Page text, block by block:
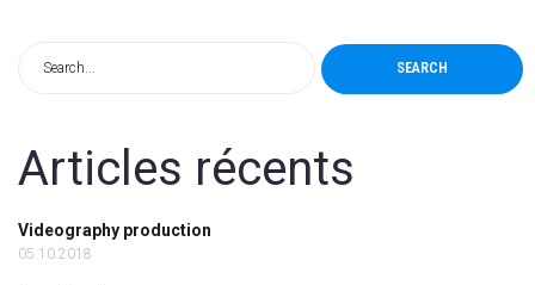
SEARCH
Articles récents
Videography production
05.10.2018